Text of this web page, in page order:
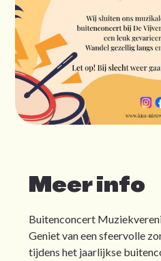
Meer info
Buitenconcert
Geniet van een sfeervolle
tijdens het jaarlijkse